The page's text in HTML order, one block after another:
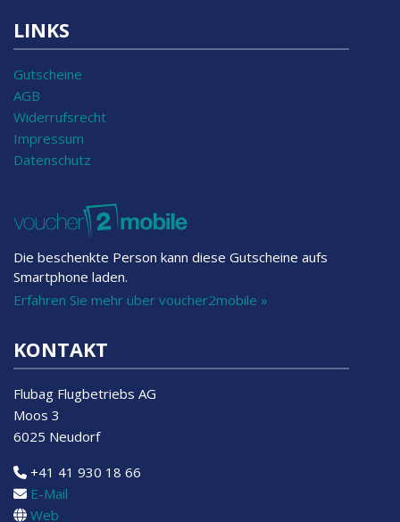
LINKS
Gutscheine
AGB
Widerrufsrecht
Impressum
Datenschutz
Die beschenkte Person kann diese Gutscheine aufs
Smartphone laden.
Erfahren Sie mehr über voucher2mobile »
KONTAKT
Flubag Flugbetriebs AG
Moos 3
6025 Neudorf
+41 41 930 18 66
E-Mail
Web